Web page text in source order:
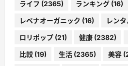
ライフ (2365) ランキング (16)
レベナオーガニック (16) レン
ロリポップ (21) 健康 (2382)
比較 (19) 生活 (2365) 美容